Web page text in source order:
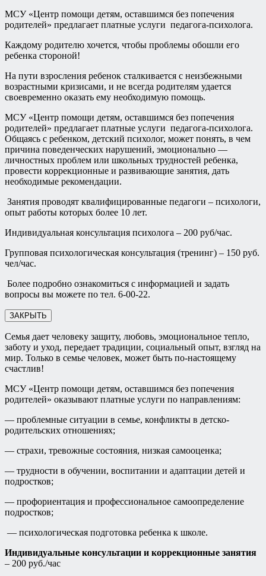
МСУ «Центр помощи детям, оставшимся без попечения
родителей» предлагает платные услуги педагога-психолога.
Каждому родителю хочется, чтобы проблемы обошли его
ребенка стороной!
На пути взросления ребенок сталкивается с неизбежными
возрастными кризисами, и не всегда родителям удается
своевременно оказать ему необходимую помощь.
МСУ «Центр помощи детям, оставшимся без попечения
родителей» предлагает платные услуги педагога-психолога.
Общаясь с ребенком, детский психолог, может понять, в чем
причина поведенческих нарушений, эмоционально —
личностных проблем или школьных трудностей ребенка,
провести коррекционные и развивающие занятия, дать
необходимые рекомендации.
Занятия проводят квалифицированные педагоги – психологи,
опыт работы которых более 10 лет.
Индивидуальная консультация психолога – 200 руб/час.
Групповая психологическая консультация (тренинг) – 150 руб.
чел/час.
Более подробно ознакомиться с информацией и задать
вопросы вы можете по тел. 6-00-22.
ЗАКРЫТЬ
Семья дает человеку защиту, любовь, эмоциональное тепло,
заботу и уход, передает традиции, социальный опыт, взгляд на
мир. Только в семье человек, может быть по-настоящему
счастлив!
МСУ «Центр помощи детям, оставшимся без попечения
родителей» оказывают платные услуги по направлениям:
— проблемные ситуации в семье, конфликты в детско-
родительских отношениях;
— страхи, тревожные состояния, низкая самооценка;
— трудности в обучении, воспитании и адаптации детей и
подростков;
— профориентация и профессиональное самоопределение
подростков;
— психологическая подготовка ребенка к школе.
Индивидуальные консультации и коррекционные занятия
– 200 руб./час